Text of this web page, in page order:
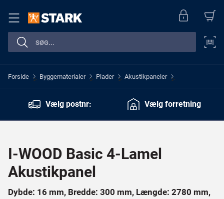
Forside > Byggematerialer > Plader > Akustikpaneler >
Vælg postnr: Vælg forretning
I-WOOD Basic 4-Lamel
Akustikpanel
Dybde: 16 mm, Bredde: 300 mm, Længde: 2780 mm,